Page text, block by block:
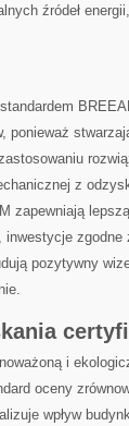
źródeł
ponieważ
z
zapewniają
inwestycje
pozytywny
i
oceny
wpływ